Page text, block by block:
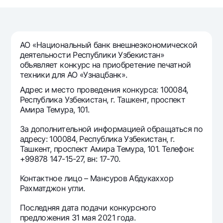
Золотые слитки от НБУ
Серебряный депозит
Visa FIFA
Mastercard
Зарплатные
Garmin pay
Тарифы
Акции
Мобильное приложение Milliy
Часто задаваемые вопросы
Ищите по сайту
Найти
Полезные ссылки
Пресс-центр
АО «Национальный банк внешнеэкономической
деятельности Республики Узбекистан»
объявляет конкурс на приобретение печатной
техники для АО «Узнацбанк».
Адрес и место проведения конкурса: 100084,
Республика Узбекистан, г. Ташкент, проспект
Амира Темура, 101.
За дополнительной информацией обращаться по
адресу: 100084, Республика Узбекистан, г.
Ташкент, проспект Амира Темура, 101. Телефон:
+99878 147-15-27, вн: 17-70.
Контактное лицо – Мансуров Абдукаххор
Рахматджон угли.
Последняя дата подачи конкурсного
предложения 31 мая 2021 года.